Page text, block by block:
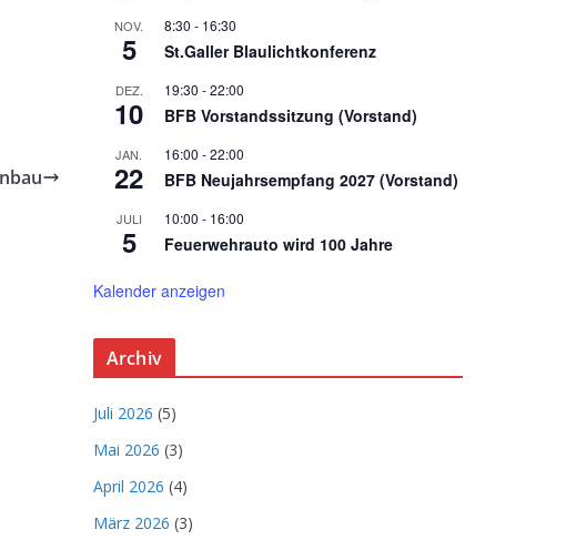
NOV.
5
8:30 - 16:30
St.Galler Blaulichtkonferenz
DEZ.
10
19:30 -22:00
BFB Vorstandssitzung (Vorstand)
JAN.
22
16:00 -22:00
BFB Neujahrsempfang 2027 (Vorstand)
JULI
5
10:00 - 16:00
Feuerwehrauto wird 100 Jahre
Kalender anzeigen
Archiv
Juli 2026 (5)
Mai 2026 (3)
April 2026 (4)
März 2026 (3)